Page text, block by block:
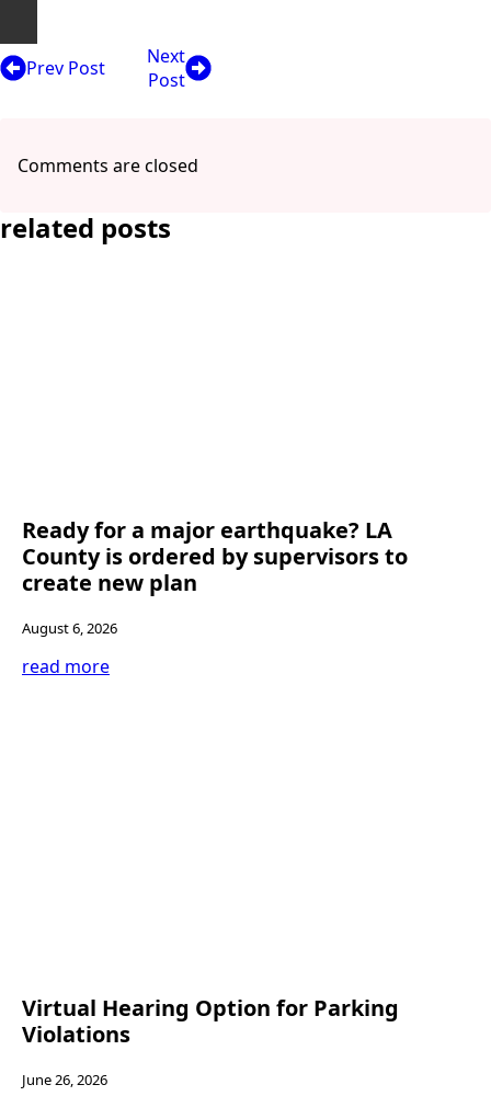
Prev Post
Next
Post
Comments are closed
related posts
Ready for a major earthquake? LA
County is ordered by supervisors to
create new plan
August 6, 2026
read more
Virtual Hearing Option for Parking
Violations
June 26, 2026